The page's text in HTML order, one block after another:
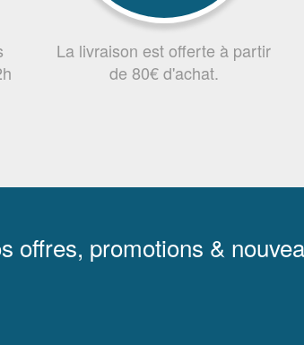
La livraison est offerte à partir
de 80€ d'achat.
offres, promotions &